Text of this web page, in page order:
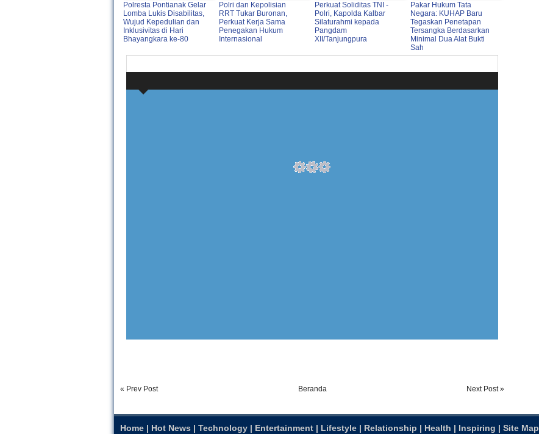
Polresta Pontianak Gelar
Lomba Lukis Disabilitas,
Wujud Kepedulian dan
Inklusivitas di Hari
Bhayangkara ke-80
Polri dan Kepolisian
RRT Tukar Buronan,
Perkuat Kerja Sama
Penegakan Hukum
Internasional
Perkuat Soliditas TNI -
Polri, Kapolda Kalbar
Silaturahmi kepada
Pangdam
XII/Tanjungpura
Pakar Hukum Tata
Negara: KUHAP Baru
Tegaskan Penetapan
Tersangka Berdasarkan
Minimal Dua Alat Bukti
Sah
« Prev Post Next Post »
Beranda
Home | Hot News | Technology | Entertainment | Lifestyle | Relationship | Health | Inspiring | Site Map